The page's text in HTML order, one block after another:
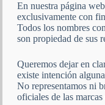
En nuestra página
exclusivamente con
Todos los nombres
son propiedad de sus
Queremos dejar en
existe intención
No representamos ni
oficiales de las